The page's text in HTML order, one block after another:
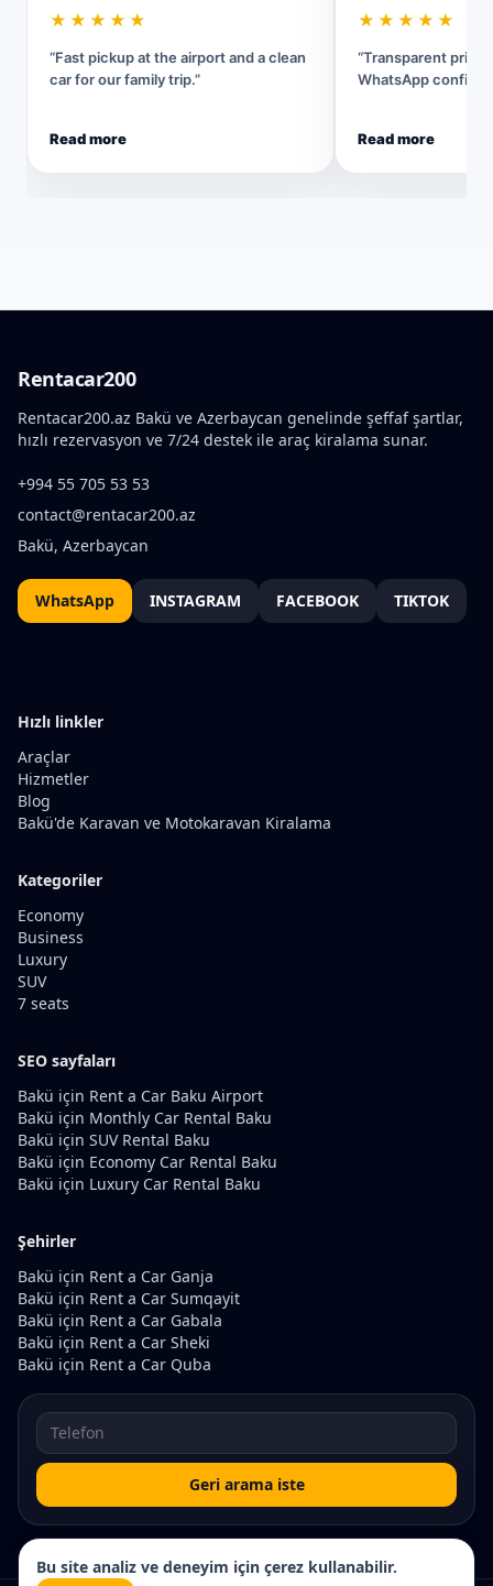
★★★★★
“Fast pickup at the airport and a clean
car for our family trip.”
Read more
★★★★★
“Transparent
WhatsApp
Read more
Rentacar200
Rentacar200.az Bakü ve Azerbaycan genelinde şeffaf şartlar,
hızlı rezervasyon ve 7/24 destek ile araç kiralama sunar.
+994 55 705 53 53
contact@rentacar200.az
Bakü, Azerbaycan
WhatsApp INSTAGRAM FACEBOOK TIKTOK
Hızlı linkler
Araçlar
Hizmetler
Blog
Bakü'de Karavan ve Motokaravan Kiralama
Kategoriler
Economy
Business
Luxury
SUV
7 seats
SEO sayfaları
Bakü için Rent a Car Baku Airport
Bakü için Monthly Car Rental Baku
Bakü için SUV Rental Baku
Bakü için Economy Car Rental Baku
Bakü için Luxury Car Rental Baku
Şehirler
Bakü için Rent a Car Ganja
Bakü için Rent a Car Sumqayit
Bakü için Rent a Car Gabala
Bakü için Rent a Car Sheki
Bakü için Rent a Car Quba
Geri arama iste
Bu site analiz ve deneyim için çerez kullanabilir.